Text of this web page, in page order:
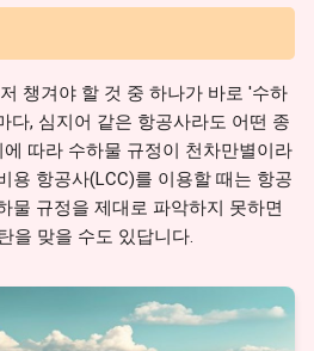
챙겨야 할 것 중 하나가 바로 '수하
다, 심지어 같은 항공사라도 어떤 종
따라 수하물 규정이 천차만별이라
용 항공사(LCC)를 이용할 때는 항공
물 규정을 제대로 파악하지 못하면
을 맞을 수도 있답니다.